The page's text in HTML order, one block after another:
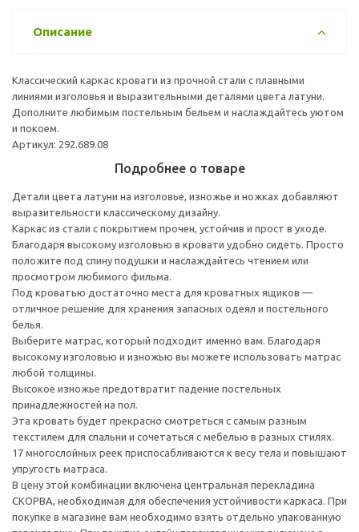
Описание
Классический каркас кровати из прочной стали с плавными
линиями изголовья и выразительными деталями цвета латуни.
Дополните любимым постельным бельем и наслаждайтесь уютом
и покоем.
Артикул: 292.689.08
Подробнее о товаре
Детали цвета латуни на изголовье, изножье и ножках добавляют
выразительности классическому дизайну.
Каркас из стали с покрытием прочен, устойчив и прост в уходе.
Благодаря высокому изголовью в кровати удобно сидеть. Просто
положите под спину подушки и наслаждайтесь чтением или
просмотром любимого фильма.
Под кроватью достаточно места для кроватных ящиков —
отличное решение для хранения запасных одеял и постельного
белья.
Выберите матрас, который подходит именно вам. Благодаря
высокому изголовью и изножью вы можете использовать матрас
любой толщины.
Высокое изножье предотвратит падение постельных
принадлежностей на пол.
Эта кровать будет прекрасно смотреться с самым разным
текстилем для спальни и сочетаться с мебелью в разных стилях.
17 многослойных реек приспосабливаются к весу тела и повышают
упругость матраса.
В цену этой комбинации включена центральная перекладина
СКОРВА, необходимая для обеспечения устойчивости каркаса. При
покупке в магазине вам необходимо взять отдельно упакованную